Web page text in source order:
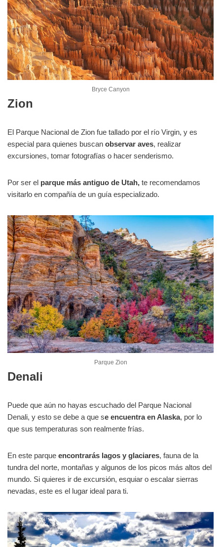
Bryce Canyon
Zion
El Parque Nacional de Zion fue tallado por el río Virgin, y es
especial para quienes buscan observar aves, realizar
excursiones, tomar fotografías o hacer senderismo.
Por ser el parque más antiguo de Utah, te recomendamos
visitarlo en compañía de un guía especializado.
Parque Zion
Denali
Puede que aún no hayas escuchado del Parque Nacional
Denali, y esto se debe a que se encuentra en Alaska, por lo
que sus temperaturas son realmente frías.
En este parque encontrarás lagos y glaciares, fauna de la
tundra del norte, montañas y algunos de los picos más altos del
mundo. Si quieres ir de excursión, esquiar o escalar sierras
nevadas, este es el lugar ideal para ti.